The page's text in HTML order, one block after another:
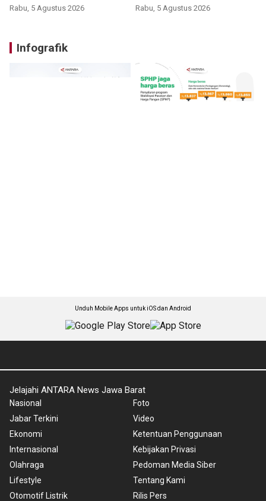
Rabu, 5 Agustus 2026 Rabu, 5 Agustus 2026
Infografik
Unduh Mobile Apps untuk iOS dan Android
Jelajahi ANTARA News Jawa Barat
Nasional
Jabar Terkini
Ekonomi
Internasional
Olahraga
Lifestyle
Otomotif Listrik
Foto
Video
Ketentuan Penggunaan
Kebijakan Privasi
Pedoman Media Siber
Tentang Kami
Rilis Pers